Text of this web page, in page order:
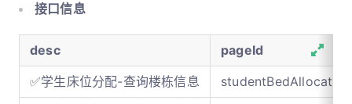
接口信息
desc
pageId
✅学生床位分配-查询楼栋信息
studentBedAllocation